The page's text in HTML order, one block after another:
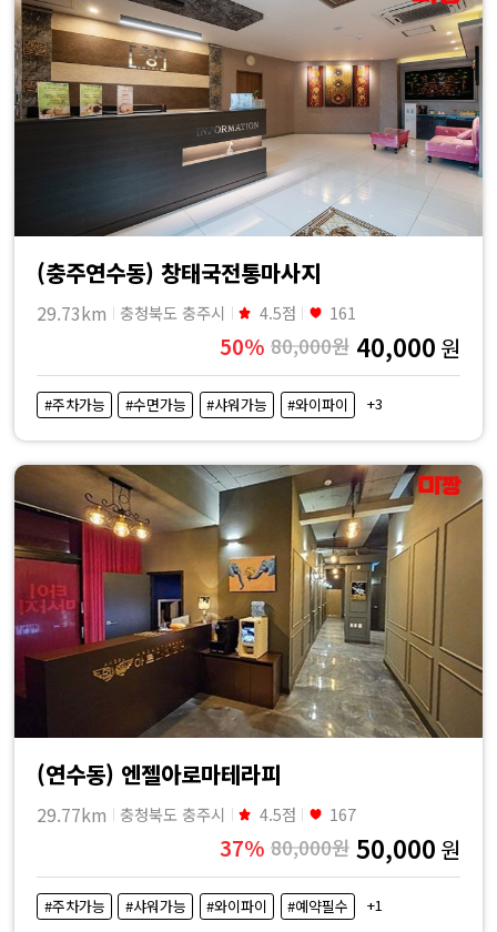
(충주연수동) 창태국전통마사지
29.73km 충청북도 충주시 4.5점 161
50% 80,000원 40,000 원
#주차가능 #수면가능 #샤워가능 #와이파이 +3
(연수동) 엔젤아로마테라피
29.77km 충청북도 충주시 4.5점 167
37% 80,000원 50,000 원
#주차가능 #샤워가능 #와이파이 #예약필수 +1